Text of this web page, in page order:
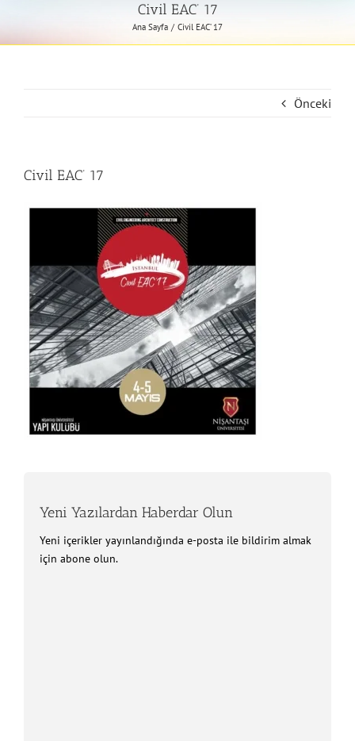
Civil EAC’ 17
Ana Sayfa Civil EAC’ 17
Önceki
Civil EAC’ 17
Yeni Yazılardan Haberdar Olun
Yeni içerikler yayınlandığında e-posta ile bildirim almak
için abone olun.